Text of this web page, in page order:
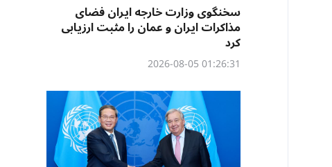
سخنگوی وزارت خارجه ایران فضای
مذاکرات ایران و عمان را مثبت ارزیابی
کرد
01:26:31 2026-08-05